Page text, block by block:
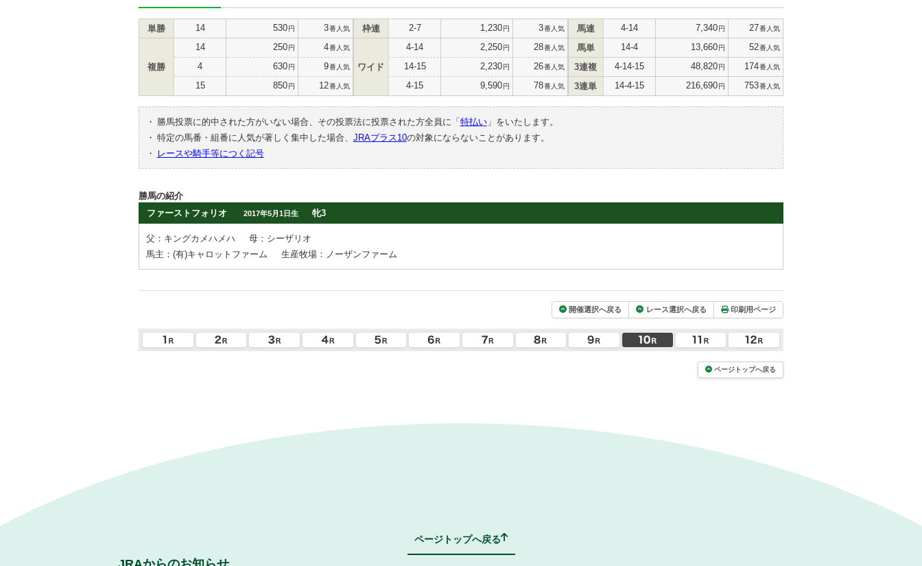
単勝 14 530円 3番人気
複勝
14 250円 4番人気
4 630円 9番人気
15 850円 12番人気
枠連 2-7 1,230円 3番人気
ワイド
4-14 2,250円 28番人気
14-15 2,230円 26番人気
4-15 9,590円 78番人気
馬連 4-14 7,340円 27番人気
馬単 14-4 13,660円 52番人気
3連複 4-14-15 48,820円 174番人気
3連単 14-4-15 216,690円 753番人気
・ 勝馬投票に的中された方がいない場合、その投票法に投票された方全員に「 特払い」をいたします。
・ 特定の馬番・組番に人気が著しく集中した場合、 JRAプラス10の対象にならないことがあります。
・
レースや騎手等につく記号
勝馬の紹介
ファーストフォリオ
2017年5月1日生 牝3
父：キングカメハメハ
母：シーザリオ
馬主：(有)キャロットファーム
生産牧場：ノーザンファーム
開催選択へ戻る レース選択へ戻る 印刷用ページ
ページトップへ戻る
ページトップへ戻る